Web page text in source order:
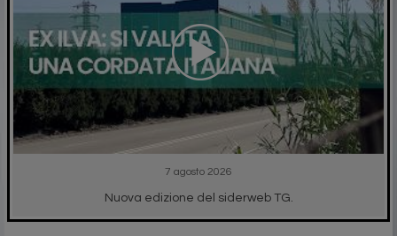
7 agosto 2026
Nuova edizione del siderweb TG.